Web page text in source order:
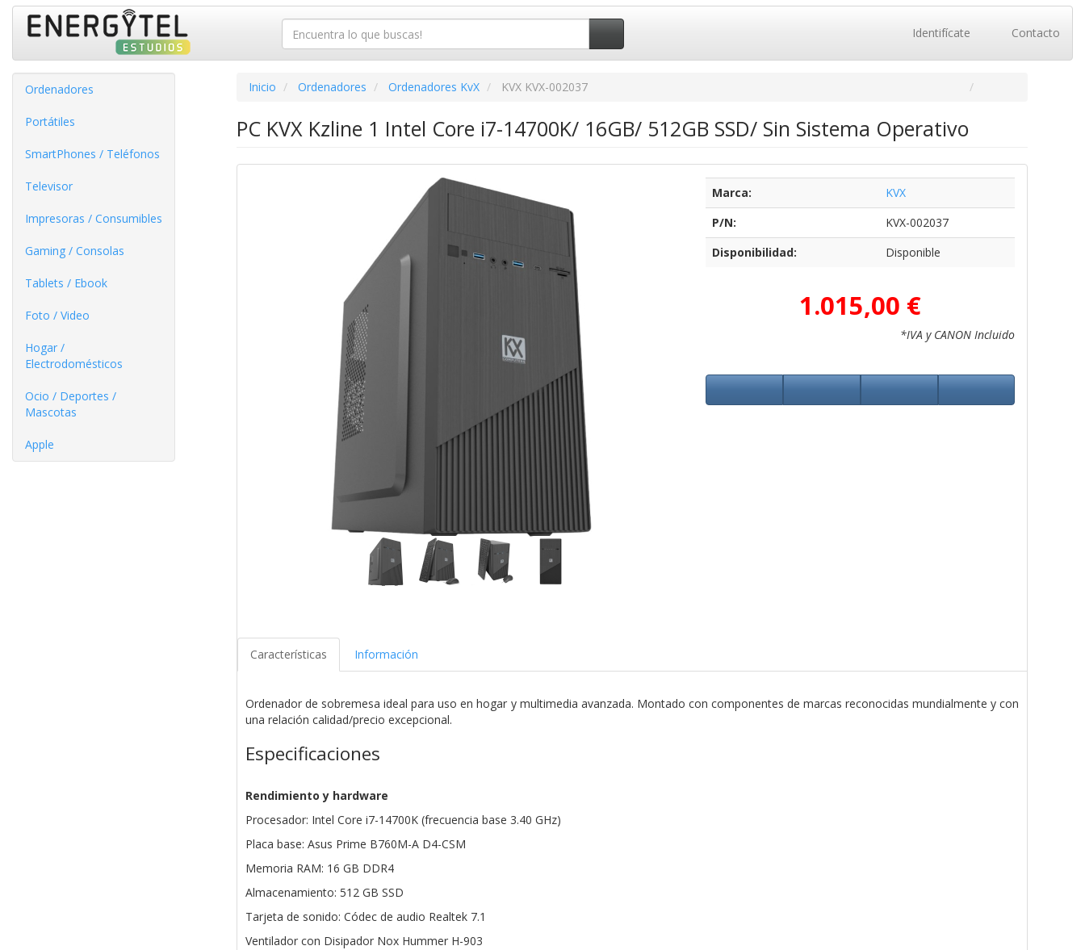
Identifícate Contacto
Ordenadores
Portátiles
SmartPhones / Teléfonos
Televisor
Impresoras / Consumibles
Gaming / Consolas
Tablets / Ebook
Foto / Video
Hogar /
Electrodomésticos
Ocio / Deportes /
Mascotas
Apple
Inicio Ordenadores Ordenadores KvX KVX KVX-002037
PC KVX Kzline 1 Intel Core i7-14700K/ 16GB/ 512GB SSD/ Sin Sistema Operativo
Marca:
KVX
P/N:
KVX-002037
Disponibilidad:
Disponible
1.015,00 €
*IVA y CANON Incluido
Características Información
Ordenador de sobremesa ideal para uso en hogar y multimedia avanzada. Montado con componentes de marcas reconocidas mundialmente y con
una relación calidad/precio excepcional.
Especificaciones
Rendimiento y hardware
Procesador: Intel Core i7-14700K (frecuencia base 3.40 GHz)
Placa base: Asus Prime B760M-A D4-CSM
Memoria RAM: 16 GB DDR4
Almacenamiento: 512 GB SSD
Tarjeta de sonido: Códec de audio Realtek 7.1
Ventilador con Disipador Nox Hummer H-903